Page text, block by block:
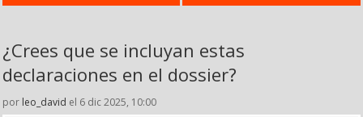
¿Crees que se incluyan estas
declaraciones en el dossier?
por leo_david el 6 dic 2025, 10:00